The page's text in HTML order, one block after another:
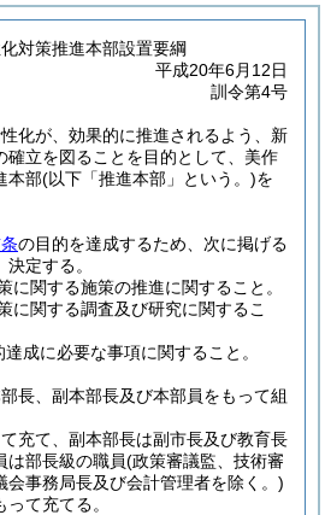
対策推進本部設置要綱
平成20年6月12日
訓令第4号
化が、効果的に推進されるよう、新
確立を図ることを目的として、美作
本部(以下「推進本部」という。)を
の目的を達成するため、次に掲げる
定する。
に関する施策の推進に関すること。
に関する調査及び研究に関するこ
成に必要な事項に関すること。
長、副本部長及び本部員をもって組
充て、副本部長は副市長及び教育長
は部長級の職員(政策審議監、技術審
会事務局長及び会計管理者を除く。)
て充てる。